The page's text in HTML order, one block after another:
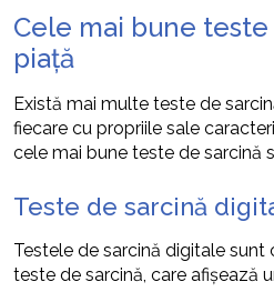
Cele mai bune
piață
Există mai multe teste de
fiecare cu propriile sale
cele mai bune teste de sarcină
Teste de sarcină
Testele de sarcină digitale sunt
teste de sarcină, care afișează